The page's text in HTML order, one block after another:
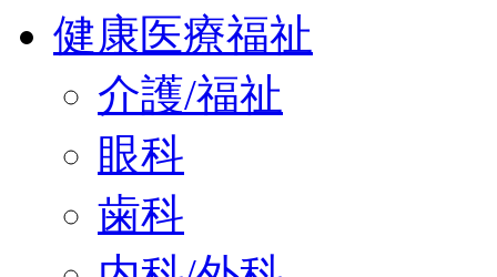
健康医療福祉
介護/福祉
眼科
歯科